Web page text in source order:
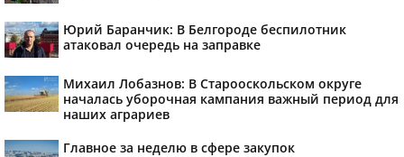
Юрий Баранчик: В Белгороде беспилотник
атаковал очередь на заправке
Михаил Лобазнов: В Старооскольском округе
началась уборочная кампания важный период для
наших аграриев
Главное за неделю в сфере закупок